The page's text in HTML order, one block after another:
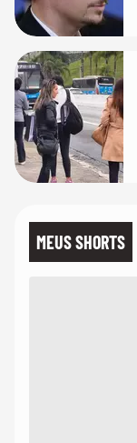
MEUS SHORTS